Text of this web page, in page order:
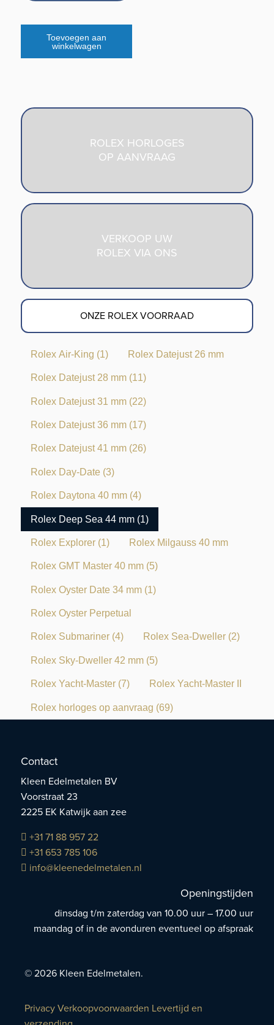
ROLEX HORLOGES
OP AANVRAAG
VERKOOP UW
ROLEX VIA ONS
ONZE ROLEX VOORRAAD
Rolex Air-King (1) Rolex Datejust 26 mm
Rolex Datejust 28 mm (11)
Rolex Datejust 31 mm (22)
Rolex Datejust 36 mm (17)
Rolex Datejust 41 mm (26)
Rolex Day-Date (3)
Rolex Daytona 40 mm (4)
Rolex Deep Sea 44 mm (1)
Rolex Explorer (1) Rolex Milgauss 40 mm
Rolex GMT Master 40 mm (5)
Rolex Oyster Date 34 mm (1)
Rolex Oyster Perpetual
Rolex Submariner (4) Rolex Sea-Dweller (2)
Rolex Sky-Dweller 42 mm (5)
Rolex Yacht-Master (7) Rolex Yacht-Master II
Rolex horloges op aanvraag (69)
Toevoegen aan
winkelwagen
Contact
Kleen Edelmetalen BV
Voorstraat 23
2225 EK Katwijk aan zee
+31 71 88 957 22
+31 653 785 106
info@kleenedelmetalen.nl
Openingstijden
dinsdag t/m zaterdag van 10.00 uur – 17.00 uur
maandag of in de avonduren eventueel op afspraak
© 2026 Kleen Edelmetalen.
Privacy Verkoopvoorwaarden Levertijd en